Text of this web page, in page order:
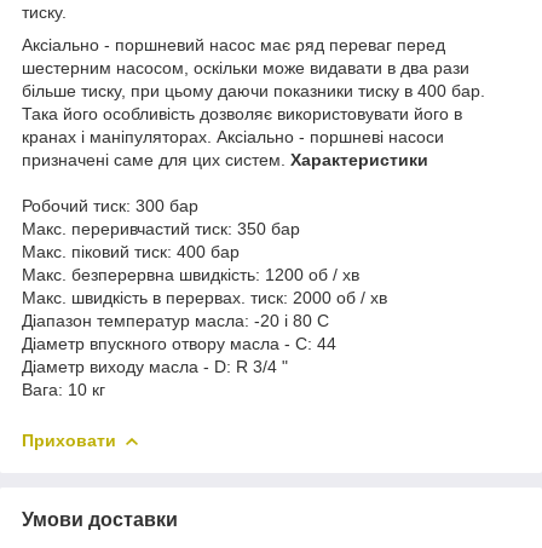
тиску.
Аксіально - поршневий насос має ряд переваг перед
шестерним насосом, оскільки може видавати в два рази
більше тиску, при цьому даючи показники тиску в 400 бар.
Така його особливість дозволяє використовувати його в
кранах і маніпуляторах. Аксіально - поршневі насоси
призначені саме для цих систем. Характеристики
Робочий тиск: 300 бар
Макс. переривчастий тиск: 350 бар
Макс. піковий тиск: 400 бар
Макс. безперервна швидкість: 1200 об / хв
Макс. швидкість в перервах. тиск: 2000 об / хв
Діапазон температур масла: -20 і 80 С
Діаметр впускного отвору масла - C: 44
Діаметр виходу масла - D: R 3/4 "
Вага: 10 кг
Приховати
Умови доставки